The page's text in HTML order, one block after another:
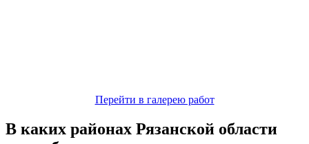
Перейти в галерею работ
В каких районах Рязанской области